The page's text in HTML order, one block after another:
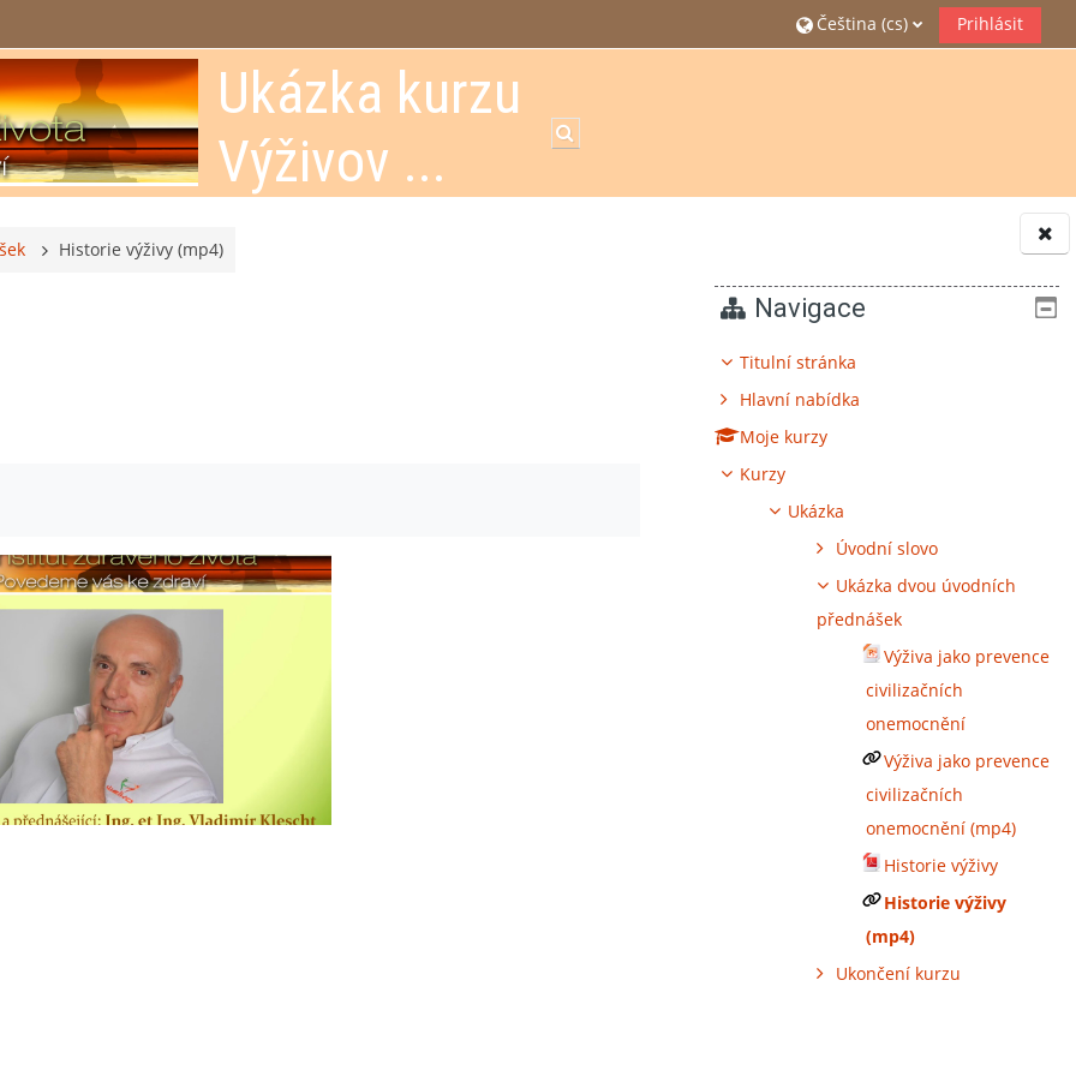
BlokyNavigace
Titulní stránka
Hlavní nabídka
Moje kurzy
Kurzy
Ukázka
Úvodní slovo
Ukázka dvou úvodních
přednášek
Výživa jako prevence
civilizačních
onemocnění
Výživa jako prevence
civilizačních
onemocnění (mp4)
Historie výživy
Historie výživy
(mp4)
Ukončení kurzu
Čeština ‎(cs)‎ Prihlásit
Ukázka kurzu
Výživov ...
Historie výživy (mp4)